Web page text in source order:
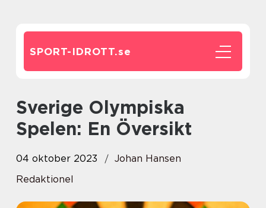
SPORT-IDROTT.se
Sverige Olympiska
Spelen: En Översikt
04 oktober 2023
Johan Hansen
Redaktionel